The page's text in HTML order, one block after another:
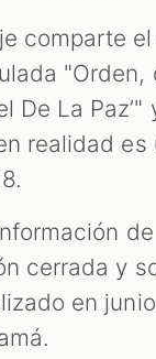
comparte
De La
realidad
cerrada y
en